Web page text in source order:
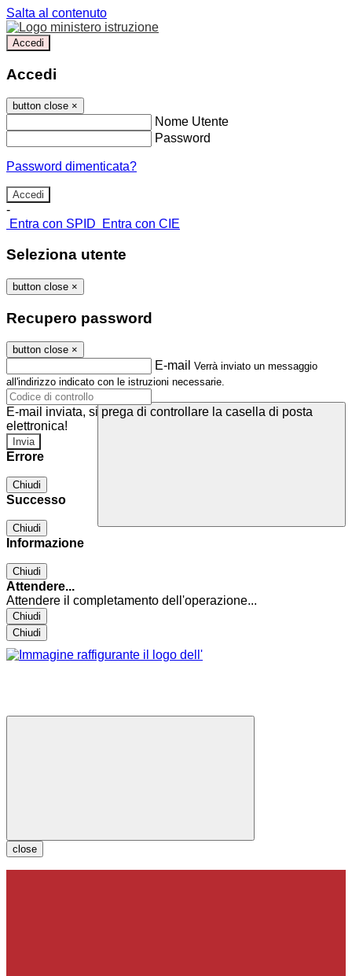
Salta al contenuto
Accedi
Accedi
button close ×
Nome Utente
Password
Password dimenticata?
-
Entra con SPID
Entra con CIE
Seleziona utente
button close ×
Recupero password
button close ×
E-mail Verrà inviato un messaggio
all'indirizzo indicato con le istruzioni necessarie.
E-mail inviata, si prega di controllare la casella di posta
elettronica!
Errore
Chiudi
Successo
Chiudi
Informazione
Chiudi
Attendere...
Attendere il completamento dell'operazione...
Chiudi
Chiudi
close